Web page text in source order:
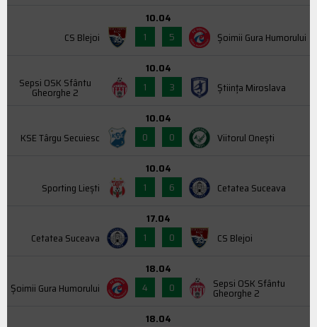
CS Blejoi
10.04
1
5 Şoimii Gura Humorului
Sepsi OSK Sfântu
Gheorghe 2
10.04
1
3 Știința Miroslava
KSE Târgu Secuiesc
10.04
0
0 Viitorul Onești
Sporting Liești
10.04
1
6 Cetatea Suceava
Cetatea Suceava
17.04
1
0 CS Blejoi
Şoimii Gura Humorului
18.04
4
0 Sepsi OSK Sfântu
Gheorghe 2
18.04